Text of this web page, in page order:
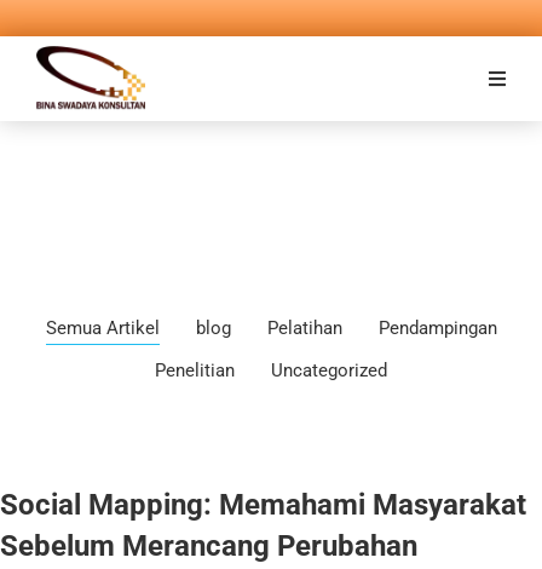
Semua Artikel blog Pelatihan
Pendampingan
Penelitian
Uncategorized
Social Mapping: Memahami Masyarakat
Sebelum Merancang Perubahan